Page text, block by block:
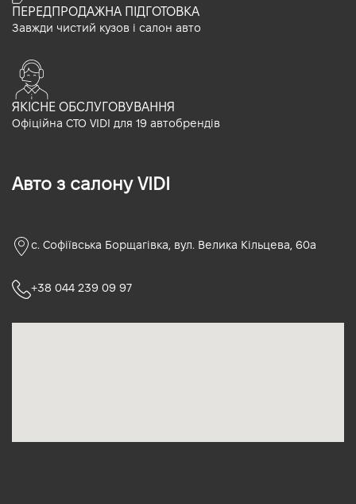
ПЕРЕДПРОДАЖНА ПІДГОТОВКА
Завжди чистий кузов і салон авто
ЯКІСНЕ ОБСЛУГОВУВАННЯ
Офіційна СТО VIDI для 19 автобрендів
Авто з салону VIDI
с. Софіївська Борщагівка, вул. Велика Кільцева, 60а
+38 044 239 09 97